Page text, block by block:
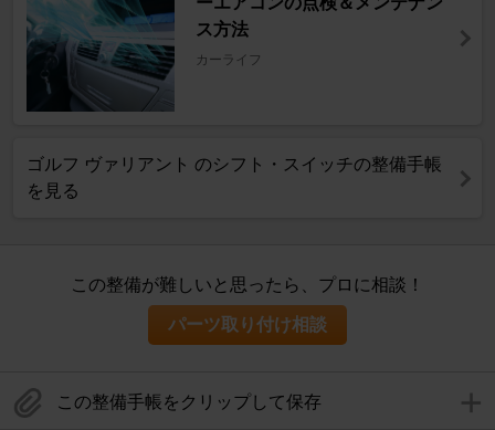
ス方法
カーライフ
ゴルフ ヴァリアント のシフト・スイッチの整備手帳
を見る
この整備が難しいと思ったら、プロに相談！
パーツ取り付け相談
この整備手帳をクリップして保存